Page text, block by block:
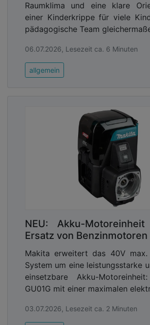
Raumklima und eine klare
einer Kinderkrippe für viele
pädagogische Team
06.07.2026, Lesezeit ca. 6 Minuten
allgemein
NEU: Akku-
Ersatz von Benzinmotoren
Makita erweitert das 40V max.
System um eine leistungsstarke
einsetzbare Akku-
GU01G mit einer maximalen
03.07.2026, Lesezeit ca. 2 Minuten